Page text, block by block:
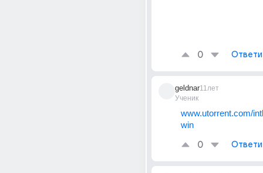
0
geldnar
Ученик
11лет
www.utorrent.com/
win
0